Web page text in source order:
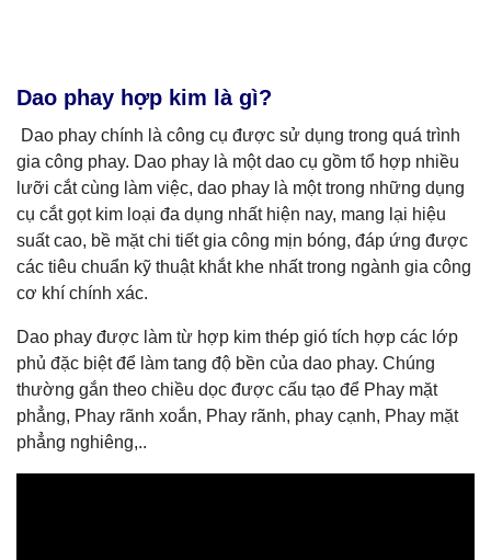
Dao phay hợp kim là gì?
Dao phay chính là công cụ được sử dụng trong quá trình
gia công phay. Dao phay là một dao cụ gồm tổ hợp nhiều
lưỡi cắt cùng làm việc, dao phay là một trong những dụng
cụ cắt gọt kim loại đa dụng nhất hiện nay, mang lại hiệu
suất cao, bề mặt chi tiết gia công mịn bóng, đáp ứng được
các tiêu chuẩn kỹ thuật khắt khe nhất trong ngành gia công
cơ khí chính xác.
Dao phay được làm từ hợp kim thép gió tích hợp các lớp
phủ đặc biệt để làm tang độ bền của dao phay. Chúng
thường gắn theo chiều dọc được cấu tạo để Phay mặt
phẳng, Phay rãnh xoắn, Phay rãnh, phay cạnh, Phay mặt
phẳng nghiêng,..